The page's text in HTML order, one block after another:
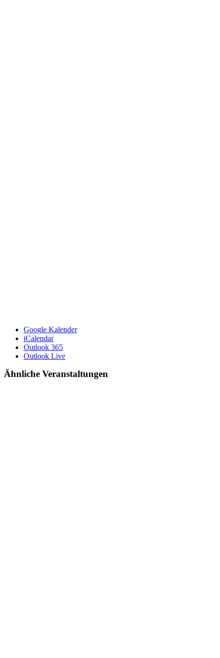
Google Kalender
iCalendar
Outlook 365
Outlook Live
Ähnliche Veranstaltungen